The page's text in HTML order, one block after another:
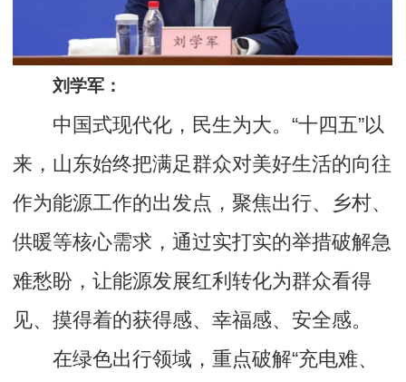
刘学军：
中国式现代化，民生为大。“十四五”以
来，山东始终把满足群众对美好生活的向往
作为能源工作的出发点，聚焦出行、乡村、
供暖等核心需求，通过实打实的举措破解急
难愁盼，让能源发展红利转化为群众看得
见、摸得着的获得感、幸福感、安全感。
在绿色出行领域，重点破解“充电难、